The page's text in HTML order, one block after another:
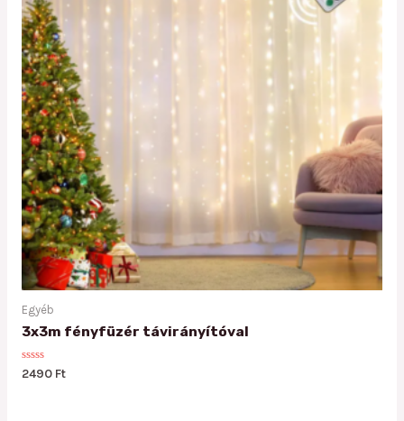
Egyéb
3x3m fényfüzér távirányítóval
Rated
2490 Ft